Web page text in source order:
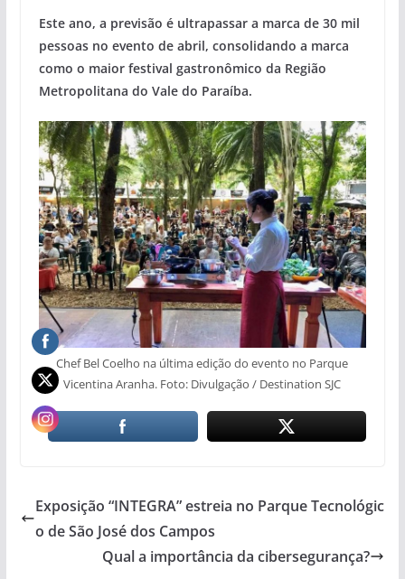
Este ano, a previsão é ultrapassar a marca de 30 mil
pessoas no evento de abril, consolidando a marca
como o maior festival gastronômico da Região
Metropolitana do Vale do Paraíba.
Chef Bel Coelho na última edição do evento no Parque
Vicentina Aranha. Foto: Divulgação / Destination SJC
Exposição “INTEGRA” estreia no Parque Tecnológic
o de São José dos Campos
Qual a importância da cibersegurança?